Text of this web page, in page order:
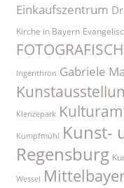
Einkaufszentrum
Kirche in Bayern
Ingenthron Gabriele
Klenzepark
Kumpfmühl Kunst-
Regensburg
Wessel